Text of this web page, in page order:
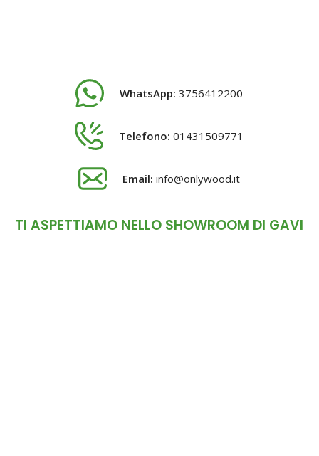
WhatsApp: 3756412200
Telefono: 01431509771
Email: info@onlywood.it
TI ASPETTIAMO NELLO SHOWROOM DI GAVI